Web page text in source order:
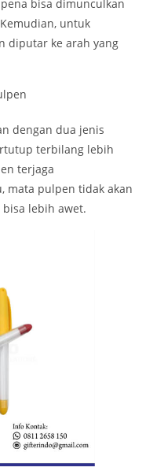
bisa dimunculkan
untuk
diputar ke arah yang
dengan dua jenis
terbilang lebih
terjaga
mata pulpen tidak akan
lebih awet.